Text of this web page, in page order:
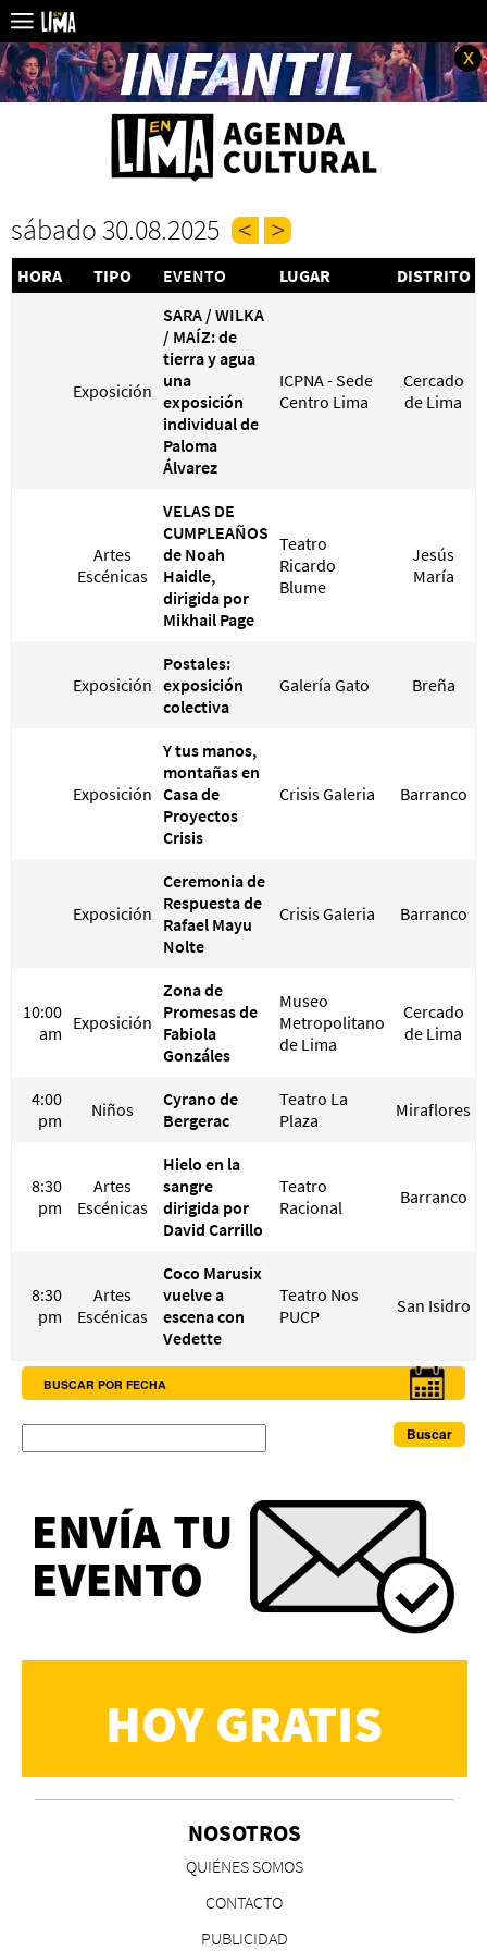
x
sábado 30.08.2025
HORA TIPO EVENTO LUGAR DISTRITO
Exposición
SARA / WILKA
/ MAÍZ: de
tierra y agua
una
exposición
individual de
Paloma
Álvarez
ICPNA - Sede
Centro Lima
Cercado
de Lima
Artes
Escénicas
VELAS DE
CUMPLEAÑOS
de Noah
Haidle,
dirigida por
Mikhail Page
Teatro
Ricardo
Blume
Jesús
María
Exposición
Postales:
exposición
colectiva
Galería Gato Breña
Exposición
Y tus manos,
montañas en
Casa de
Proyectos
Crisis
Crisis Galeria Barranco
Exposición
Ceremonia de
Respuesta de
Rafael Mayu
Nolte
Crisis Galeria Barranco
10:00
am Exposición
Zona de
Promesas de
Fabiola
Gonzáles
Museo
Metropolitano
de Lima
Cercado
de Lima
4:00
pm
Niños
Cyrano de
Bergerac
Teatro La
Plaza
Miraflores
8:30
pm
Artes
Escénicas
Hielo en la
sangre
dirigida por
David Carrillo
Teatro
Racional
Barranco
8:30
pm
Artes
Escénicas
Coco Marusix
vuelve a
escena con
Vedette
Teatro Nos
PUCP
San Isidro
BUSCAR POR FECHA
HOY GRATIS
NOSOTROS
QUIÉNES SOMOS
CONTACTO
PUBLICIDAD